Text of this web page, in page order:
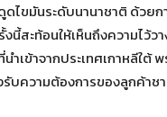
ไขมันระดับนานาชาติ ด้วย
นี้สะท้อนให้เห็นถึงความไว้ว
เข้าจากประเทศเกาหลีใต้
ความต้องการของลูกค้าช